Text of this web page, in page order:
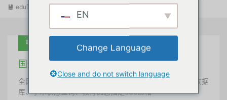
 edu国外优惠 阅读(16485)
吐血推荐
国外学术美国 edu教育邮箱
全网唯一首发、自定义用户名、终身使用、学术文献数据
库、学术状态查询、教育优惠指定edu邮箱
EN
Change Language
Close and do not switch language